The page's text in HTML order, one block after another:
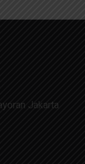
Jakarta